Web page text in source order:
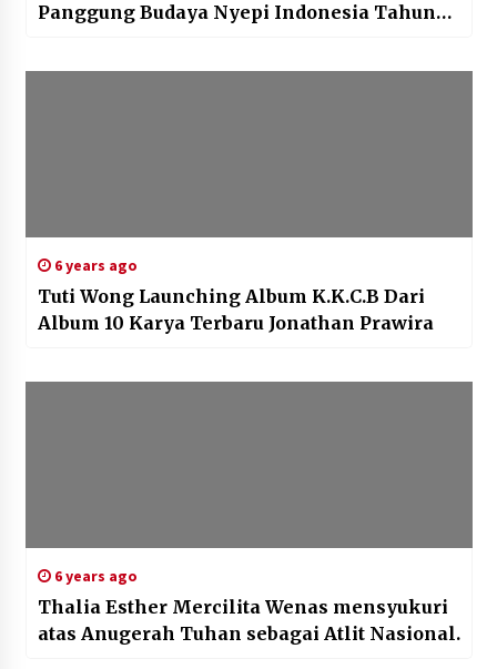
Panggung Budaya Nyepi Indonesia Tahun
6 years ago
Tuti Wong Launching Album K.K.C.B Dari
Album 10 Karya Terbaru Jonathan Prawira
6 years ago
Thalia Esther Mercilita Wenas mensyukuri
atas Anugerah Tuhan sebagai Atlit Nasional.